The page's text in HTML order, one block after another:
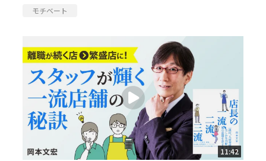
モチベート
11:42